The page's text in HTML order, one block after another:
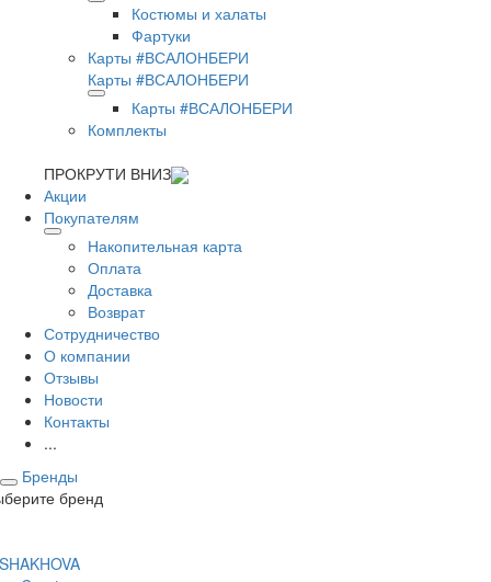
Костюмы и халаты
Фартуки
Карты #ВСАЛОНБЕРИ
Карты #ВСАЛОНБЕРИ
Карты #ВСАЛОНБЕРИ
Комплекты
ПРОКРУТИ ВНИЗ
Акции
Покупателям
Накопительная карта
Оплата
Доставка
Возврат
Сотрудничество
О компании
Отзывы
Новости
Контакты
...
Бренды
бренд